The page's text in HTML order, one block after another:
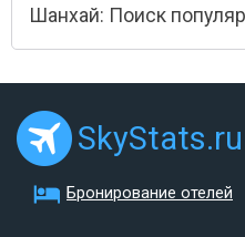
Шанхай: Поиск
SkyStats.ru
Бронирование отелей